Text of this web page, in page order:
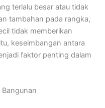
terlalu besar atau tidak
tambahan pada rangka,
tidak memberikan
keseimbangan antara
faktor penting dalam